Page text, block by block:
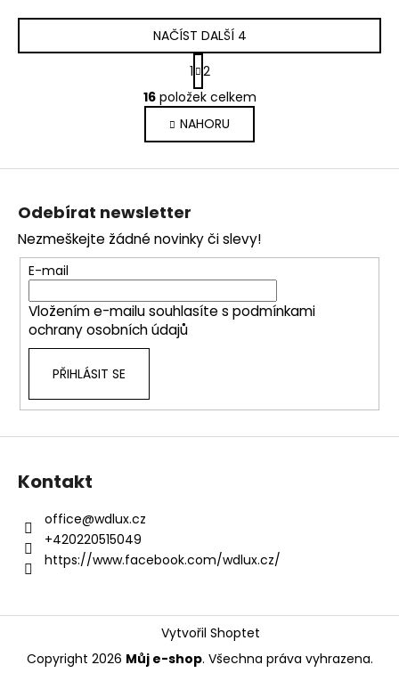
O
v
l
á
d
p
r
v
k
y
u
NAČÍST DALŠÍ 4
S
t
r
á
n
k
o
í
1 2
16položek celkem
NAHORU
Odebírat newsletter
Nezmeškejte žádné novinky či slevy!
E-mail
Vložením e-mailu souhlasíte s podmínkami
ochrany osobních údajů
PŘIHLÁSIT SE
Kontakt
office@wdlux.cz
+420220515049
https://www.facebook.com/wdlux.cz/
Vytvořil Shoptet
Copyright 2026 Můj e-shop. Všechna práva vyhrazena.